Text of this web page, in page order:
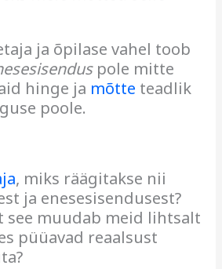
ja õpilase vahel toob
pole mitte
hinge ja mõtte teadlik
poole.
, miks räägitakse nii
ja enesesisendusest?
see muudab meid lihtsalt
püüavad reaalsust